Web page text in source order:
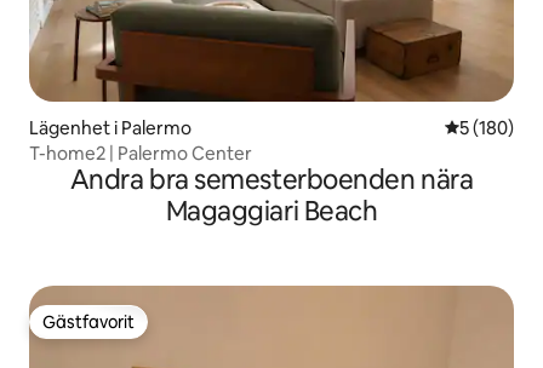
Lägenhet i Palermo 5 av 5 i
5 (180)
T-home2 | Palermo Center
Andra bra semesterboenden nära
Magaggiari Beach
Gästfavorit
Gästfavorit